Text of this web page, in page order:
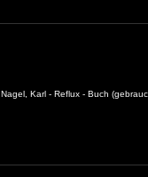
Nagel, Karl - Reflux - Buch